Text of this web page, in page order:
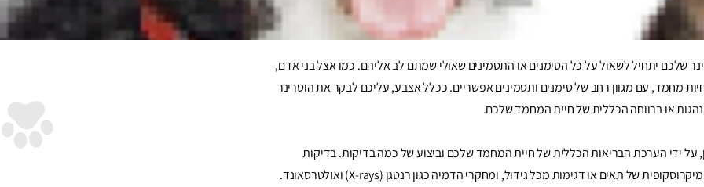
שלכם יתחיל לשאול על כל הסימנים או התסמינים שאולי שמתם לב אליהם. כמו אצל בני אדם,
מחמד, עם מגוון רחב של סימנים ותסמינים אפשריים. ככלל אצבע, עליכם לבקר את הוטרינר
או ברווחה הכללית של חיית המחמד שלכם.
על ידי הערכת הבריאות הכללית של חיית המחמד שלכם וביצוע של כמה בדיקות. בדיקות
ראשוניות כוללות לרוב בדיקות דם ושתן, הערכה מיקרוסקופית של תאים או דגימות מכל גידול, ומחקרי הדמיה כגון רנטגן (X-rays) ואולטרסאונד.